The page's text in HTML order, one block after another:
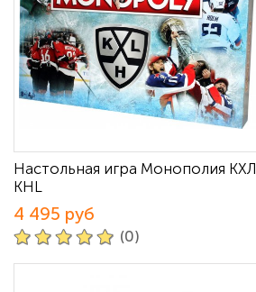
Настольная игра Монополия КХЛ
KHL
4 495 руб
(0)